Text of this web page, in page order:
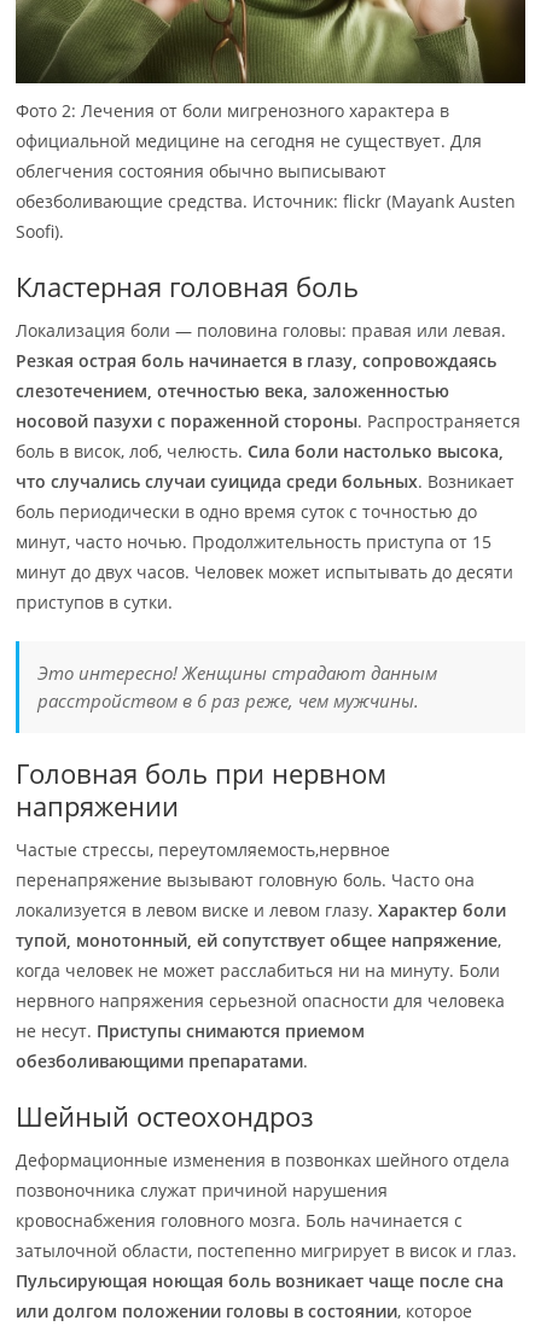
Фото 2: Лечения от боли мигренозного характера в
официальной медицине на сегодня не существует. Для
облегчения состояния обычно выписывают
обезболивающие средства. Источник: flickr (Mayank Austen
Soofi).
Кластерная головная боль
Локализация боли — половина головы: правая или левая.
Резкая острая боль начинается в глазу, сопровождаясь
слезотечением, отечностью века, заложенностью
носовой пазухи с пораженной стороны. Распространяется
боль в висок, лоб, челюсть.Сила боли настолько высока,
что случались случаи суицида среди больных. Возникает
боль периодически в одно время суток с точностью до
минут, часто ночью. Продолжительность приступа от 15
минут до двух часов. Человек может испытывать до десяти
приступов в сутки.
Это интересно! Женщины страдают данным
расстройством в 6 раз реже, чем мужчины.
Головная боль при нервном
напряжении
Частые стрессы, переутомляемость,нервное
перенапряжение вызывают головную боль. Часто она
локализуется в левом виске и левом глазу.Характер боли
тупой, монотонный, ей сопутствует общее напряжение,
когда человек не может расслабиться ни на минуту. Боли
нервного напряжения серьезной опасности для человека
не несут. Приступы снимаются приемом
обезболивающими препаратами.
Шейный остеохондроз
Деформационные изменения в позвонках шейного отдела
позвоночника служат причиной нарушения
кровоснабжения головного мозга. Боль начинается с
затылочной области, постепенно мигрирует в висок и глаз.
Пульсирующая ноющая боль возникает чаще после сна
или долгом положении головы в состоянии, которое